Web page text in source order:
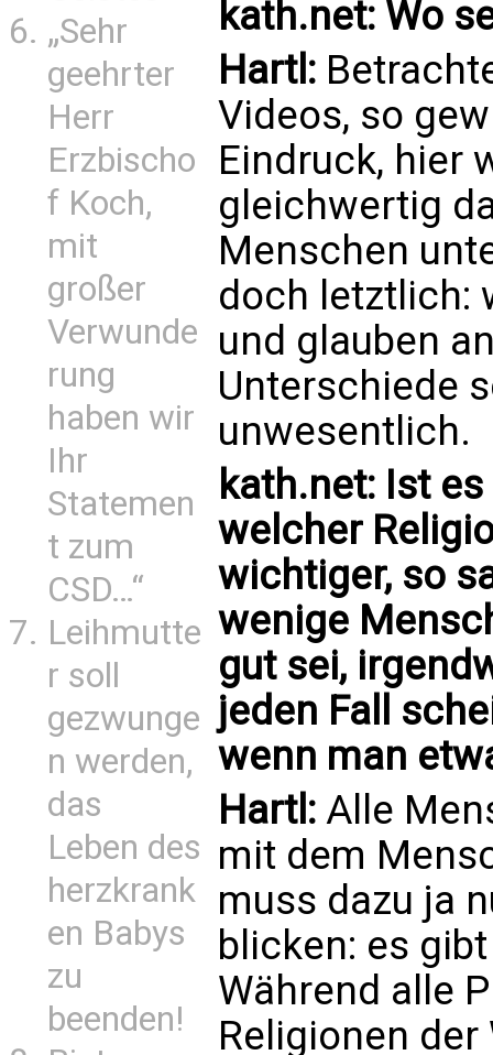
„Sehr
geehrter
Herr
Erzbischo
f Koch,
mit
großer
Verwunde
rung
haben wir
Ihr
Statemen
t zum
CSD…“
Leihmutte
r soll
gezwunge
n werden,
das
Leben des
herzkrank
en Babys
zu
beenden!
kath.net: Wo
Hartl:
Videos, so
Eindruck, hier
gleichwertig
Menschen
doch letztlich:
und glauben
Unterschiede
unwesentlich.
kath.net: Ist
welcher
wichtiger, so
wenige
gut sei,
jeden Fall
wenn man
Hartl: Alle
mit dem
muss dazu ja
blicken: es
Während alle
Religionen